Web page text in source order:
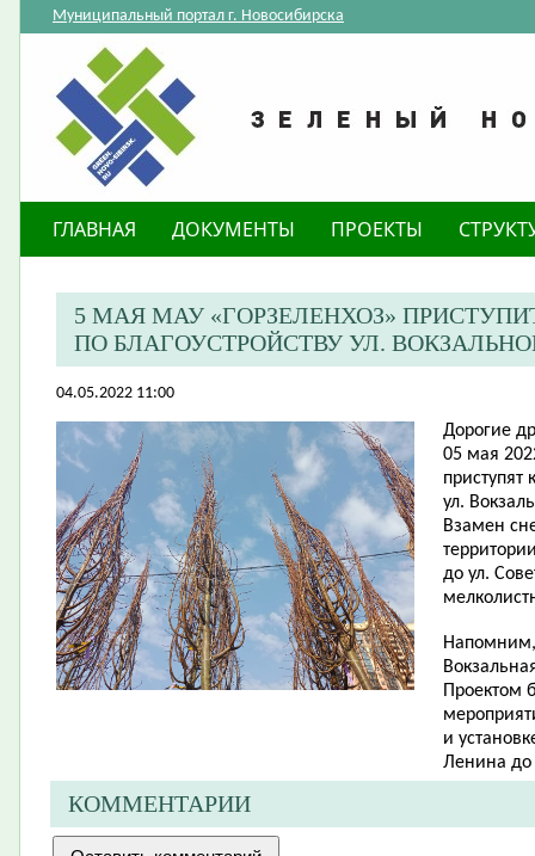
Муниципальный портал г. Новосибирска
ГЛАВНАЯ ДОКУМЕНТЫ ПРОЕКТЫ
5 МАЯ МАУ «ГОРЗЕЛЕНХОЗ»
ПО БЛАГОУСТРОЙСТВУ УЛ.
04.05.2022 11:00
Дорогие
05 мая
приступят
ул.
Взамен
до ул.
Напомним,
Проектом
и
Ленина до
КОММЕНТАРИИ